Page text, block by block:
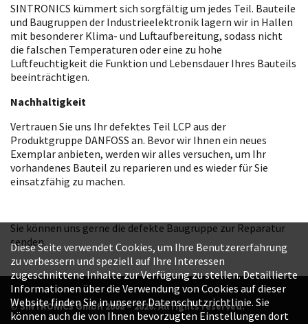
SINTRONICS kümmert sich sorgfältig um jedes Teil. Bauteile
und Baugruppen der Industrieelektronik lagern wir in Hallen
mit besonderer Klima- und Luftaufbereitung, sodass nicht
die falschen Temperaturen oder eine zu hohe
Luftfeuchtigkeit die Funktion und Lebensdauer Ihres Bauteils
beeinträchtigen.
Nachhaltigkeit
Vertrauen Sie uns Ihr defektes Teil LCP aus der
Produktgruppe DANFOSS an. Bevor wir Ihnen ein neues
Exemplar anbieten, werden wir alles versuchen, um Ihr
vorhandenes Bauteil zu reparieren und es wieder für Sie
einsatzfähig zu machen.
Sie können uns gerne die defekte Baugruppe zur Reparatur
senden.
© SINTRONICS GmbH 2008 – 2026. All rights reserved.
Diese Seite verwendet Cookies, um Ihre Benutzererfahrung
zu verbessern und speziell auf Ihre Interessen
zugeschnittene Inhalte zur Verfügung zu stellen. Detaillierte
Informationen über die Verwendung von Cookies auf dieser
Website finden Sie in unserer Datenschutzrichtlinie. Sie
können auch die von Ihnen bevorzugten Einstellungen dort